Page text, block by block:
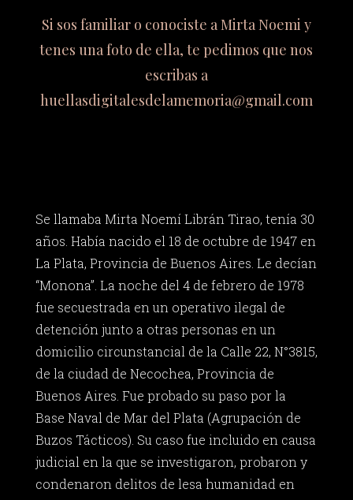
Si sos familiar o conociste a Mirta Noemi y
tenes una foto de ella, te pedimos que nos
escribas a
huellasdigitalesdelamemoria@gmail.com
Se llamaba Mirta Noemí Librán Tirao, tenía 30
años. Había nacido el 18 de octubre de 1947 en
La Plata, Provincia de Buenos Aires. Le decían
“Monona”. La noche del 4 de febrero de 1978
fue secuestrada en un operativo ilegal de
detención junto a otras personas en un
domicilio circunstancial de la Calle 22, N°3815,
de la ciudad de Necochea, Provincia de
Buenos Aires. Fue probado su paso por la
Base Naval de Mar del Plata (Agrupación de
Buzos Tácticos). Su caso fue incluido en causa
judicial en la que se investigaron, probaron y
condenaron delitos de lesa humanidad en